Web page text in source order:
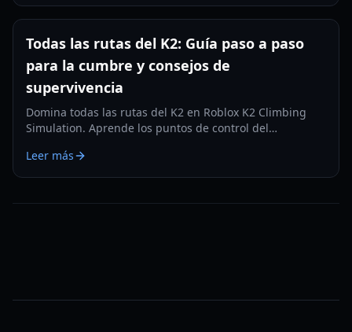
Todas las rutas del K2: Guía paso a paso
para la cumbre y consejos de
supervivencia
Domina todas las rutas del K2 en Roblox K2 Climbing
Simulation. Aprende los puntos de control del
cumbre para la Montaña Salvaje.
Leer más